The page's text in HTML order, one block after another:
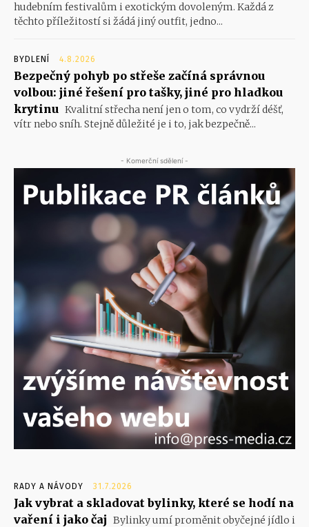
hudebním festivalům i exotickým dovoleným. Každá z
těchto příležitostí si žádá jiný outfit, jedno...
BYDLENÍ 4.8.2026
Bezpečný pohyb po střeše začíná správnou
volbou: jiné řešení pro tašky, jiné pro hladkou
krytinu Kvalitní střecha není jen o tom, co vydrží déšť,
vítr nebo sníh. Stejně důležité je i to, jak bezpečně...
- Komerční sdělení -
RADY A NÁVODY 31.7.2026
Jak vybrat a skladovat bylinky, které se hodí na
vaření i jako čaj Bylinky umí proměnit obyčejné jídlo i